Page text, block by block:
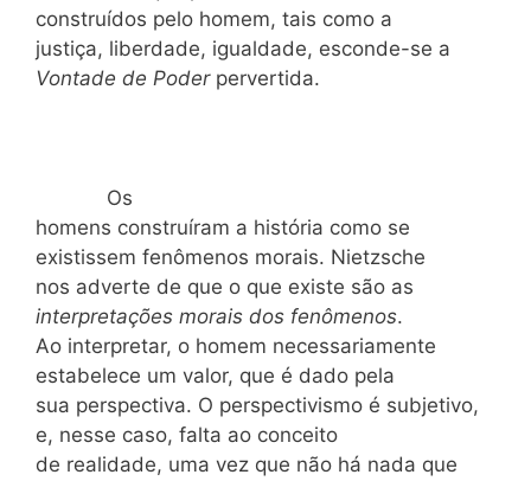
construídos pelo homem, tais como a
justiça, liberdade, igualdade, esconde-se a
Vontade de Poderpervertida.
Os
homens construíram a história como se
existissem fenômenos morais. Nietzsche
nos adverte de que o que existe são as
interpretações morais dos fenômenos.
Ao interpretar, o homem necessariamente
estabelece um valor, que é dado pela
sua perspectiva. O perspectivismo é subjetivo,
e, nesse caso, falta ao conceito
de realidade, uma vez que não há nada que